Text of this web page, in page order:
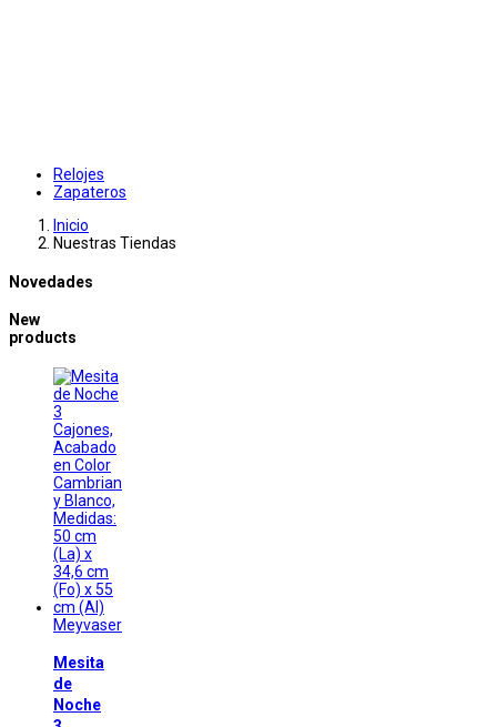
Relojes
Zapateros
Inicio
Nuestras Tiendas
Novedades
New
products
Meyvaser
Mesita
de
Noche